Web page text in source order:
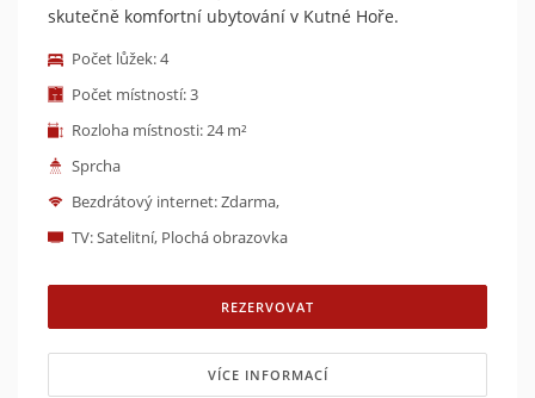
skutečně komfortní ubytování v Kutné Hoře.
Počet lůžek: 4
Počet místností: 3
Rozloha místnosti: 24 m²
Sprcha
Bezdrátový internet: Zdarma,
TV: Satelitní, Plochá obrazovka
REZERVOVAT
VÍCE INFORMACÍ